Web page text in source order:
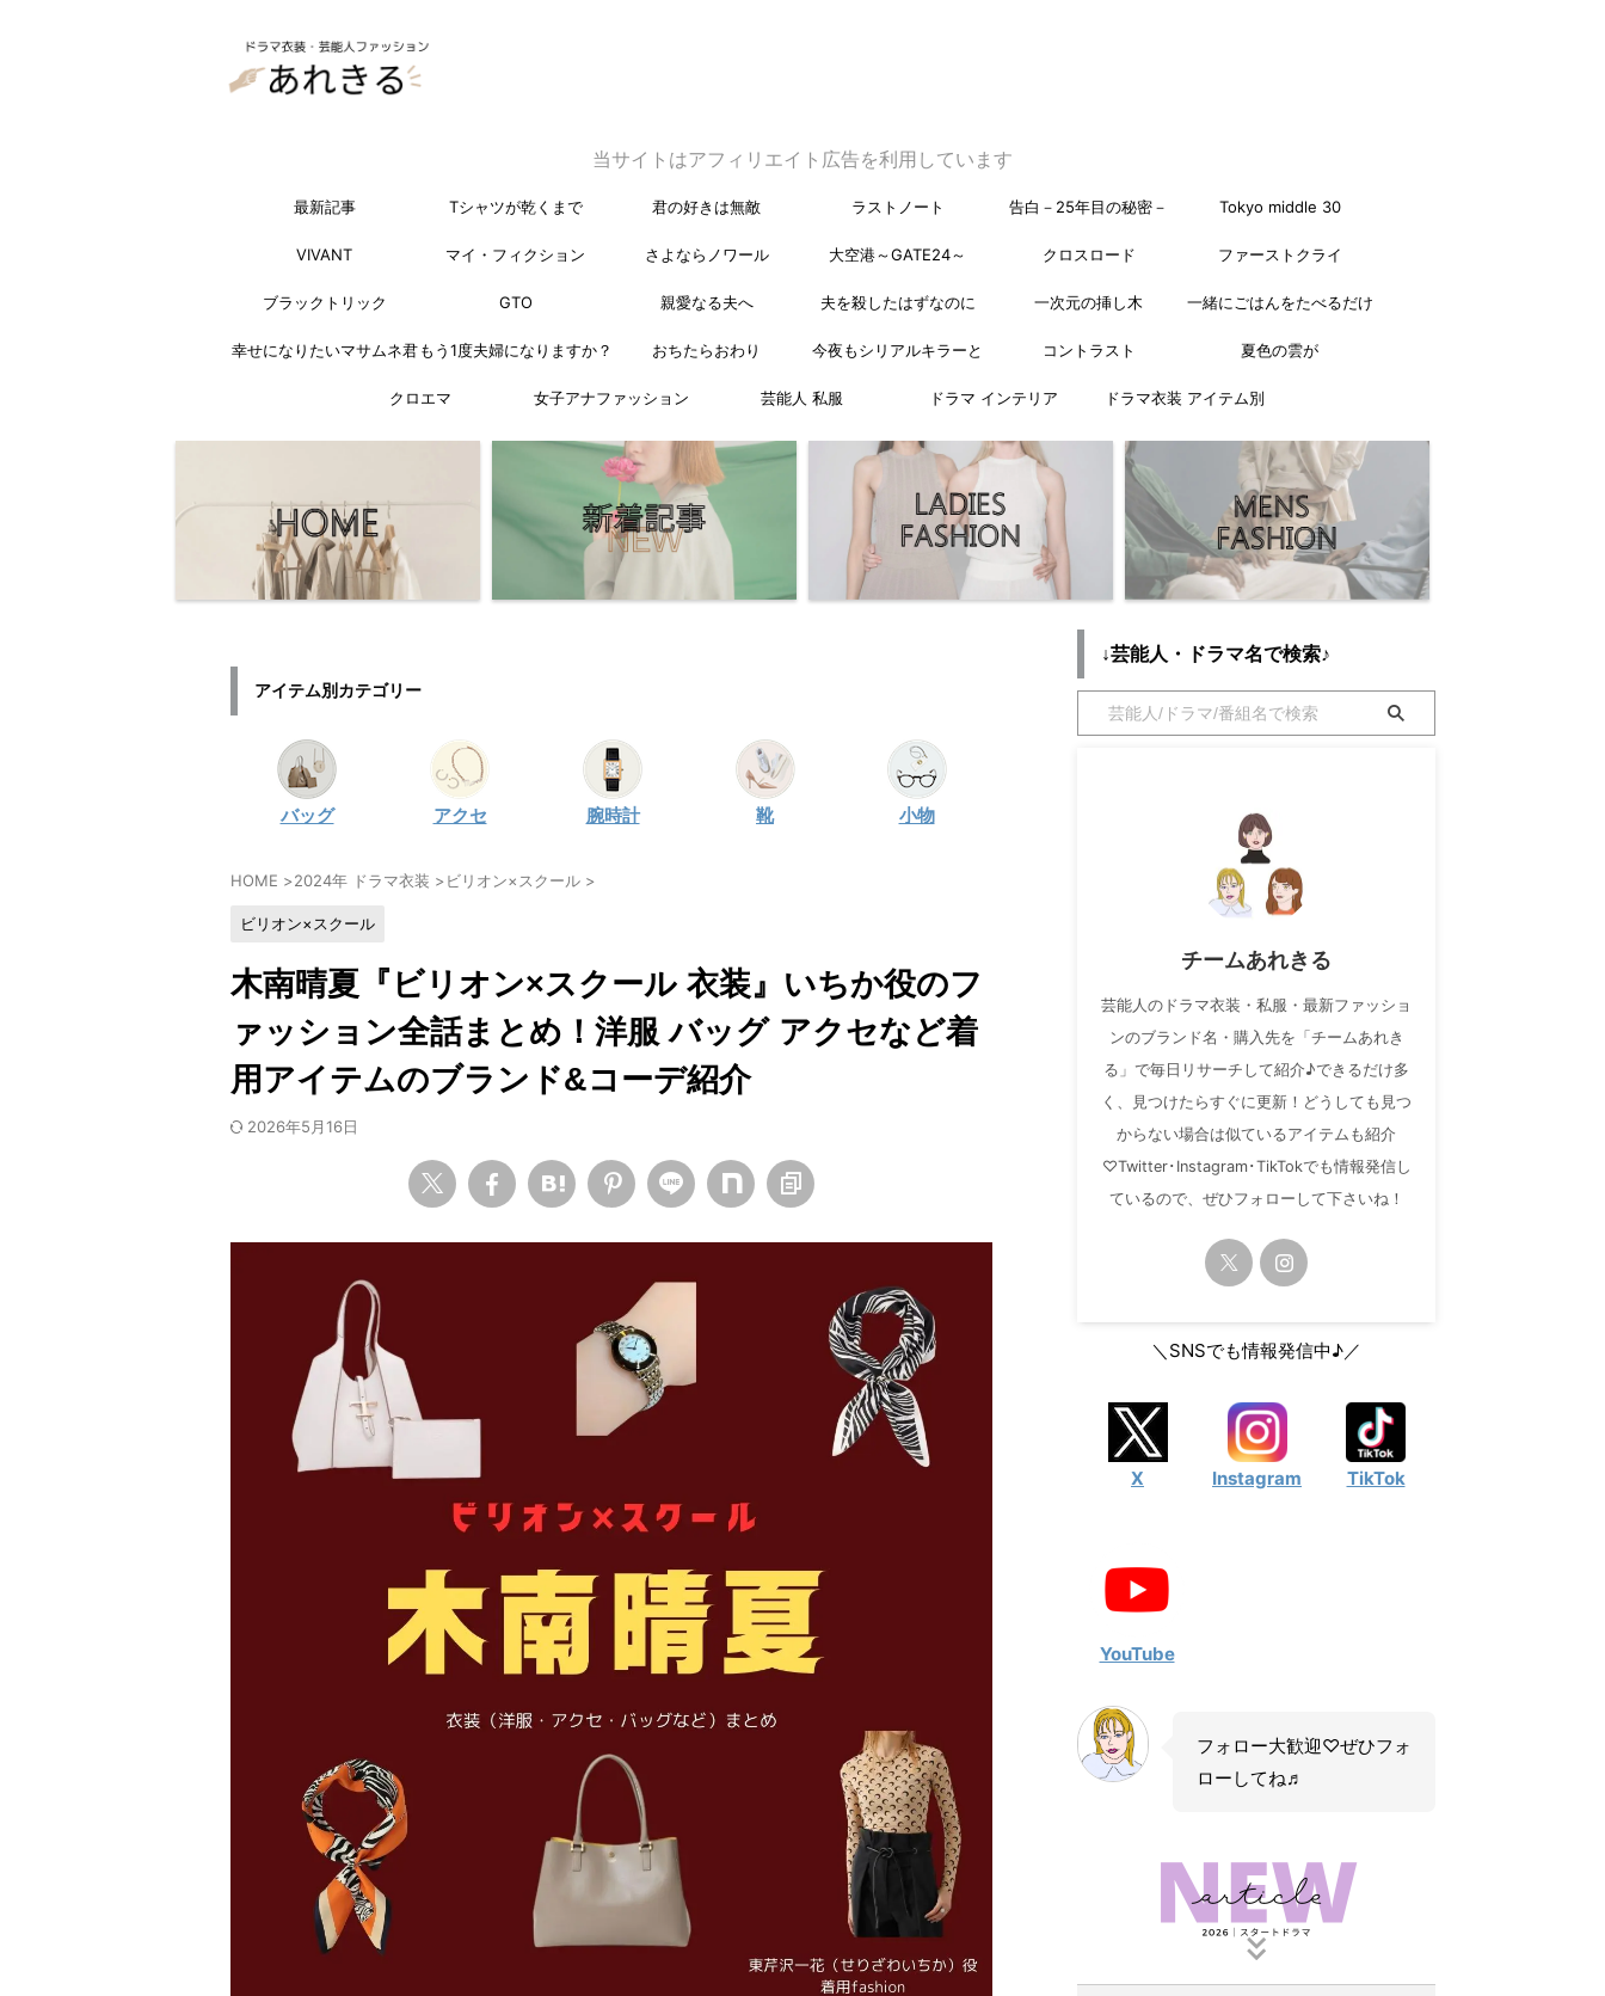
当サイトはアフィリエイト広告を利用しています
最新記事 Tシャツが乾くまで 君の好きは無敵 ラストノート 告白－25年目の秘密－ Tokyo middle 30
VIVANT マイ・フィクション さよならノワール 大空港～GATE24～ クロスロード ファーストクライ
ブラックトリック GTO 親愛なる夫へ 夫を殺したはずなのに 一次元の挿し木 一緒にごはんをたべるだけ
幸せになりたいマサムネ君 もう1度夫婦になりますか？ おちたらおわり 今夜もシリアルキラーと コントラスト 夏色の雲が
クロエマ 女子アナファッション 芸能人 私服 ドラマ インテリア ドラマ衣装 アイテム別
アイテム別カテゴリー
バッグ アクセ 腕時計 靴 小物
HOME >2024年 ドラマ衣装 >ビリオン×スクール >
ビリオン×スクール
木南晴夏『ビリオン×スクール 衣装』いちか役のフ
ァッション全話まとめ！洋服 バッグ アクセなど着
用アイテムのブランド&コーデ紹介
2026年5月16日
↓芸能人・ドラマ名で検索♪
チームあれきる
芸能人のドラマ衣装・私服・最新ファッショ
ンのブランド名・購入先を「チームあれき
る」で毎日リサーチして紹介♪できるだけ多
く、見つけたらすぐに更新！どうしても見つ
からない場合は似ているアイテムも紹介
♡Twitter･Instagram･TikTokでも情報発信し
ているので、ぜひフォローして下さいね！
＼SNSでも情報発信中♪／
X Instagram TikTok
YouTube
フォロー大歓迎♡ぜひフォ
ローしてね♬